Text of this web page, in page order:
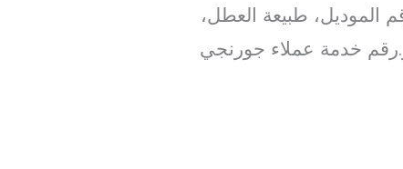
الموديل، طبيعة العطل،
خدمة عملاء جورنجي